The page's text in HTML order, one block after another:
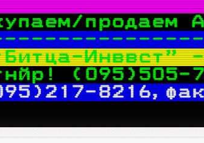
продаем
Инввст"
(095)505-